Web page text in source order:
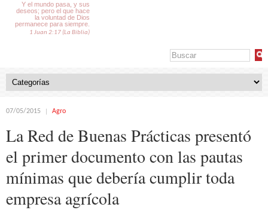
Y el mundo pasa, y sus
deseos; pero el que hace
la voluntad de Dios
permanece para siempre.
1 Juan 2:17 (La Biblia)
07/05/2015 Agro
La Red de Buenas Prácticas presentó
el primer documento con las pautas
mínimas que debería cumplir toda
empresa agrícola